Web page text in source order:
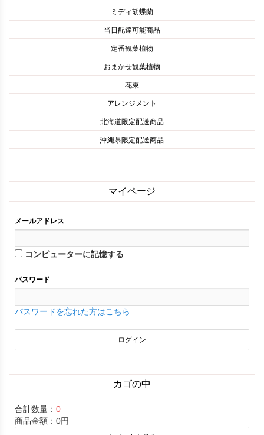
ミディ胡蝶蘭
当日配達可能商品
定番観葉植物
おまかせ観葉植物
花束
アレンジメント
北海道限定配送商品
沖縄県限定配送商品
マイページ
メールアドレス
コンピューターに記憶する
パスワード
パスワードを忘れた方はこちら
カゴの中
合計数量： 0
商品金額： 0円